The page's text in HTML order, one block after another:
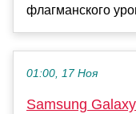
флагманского
01:00, 17 Ноя
Samsung